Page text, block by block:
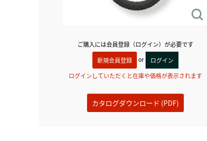
ご購入には会員登録（ログイン）が必要です
新規会員登録
or
ログイン
ログインしていただくと在庫や価格が表示されます
カタログダウンロード (PDF)